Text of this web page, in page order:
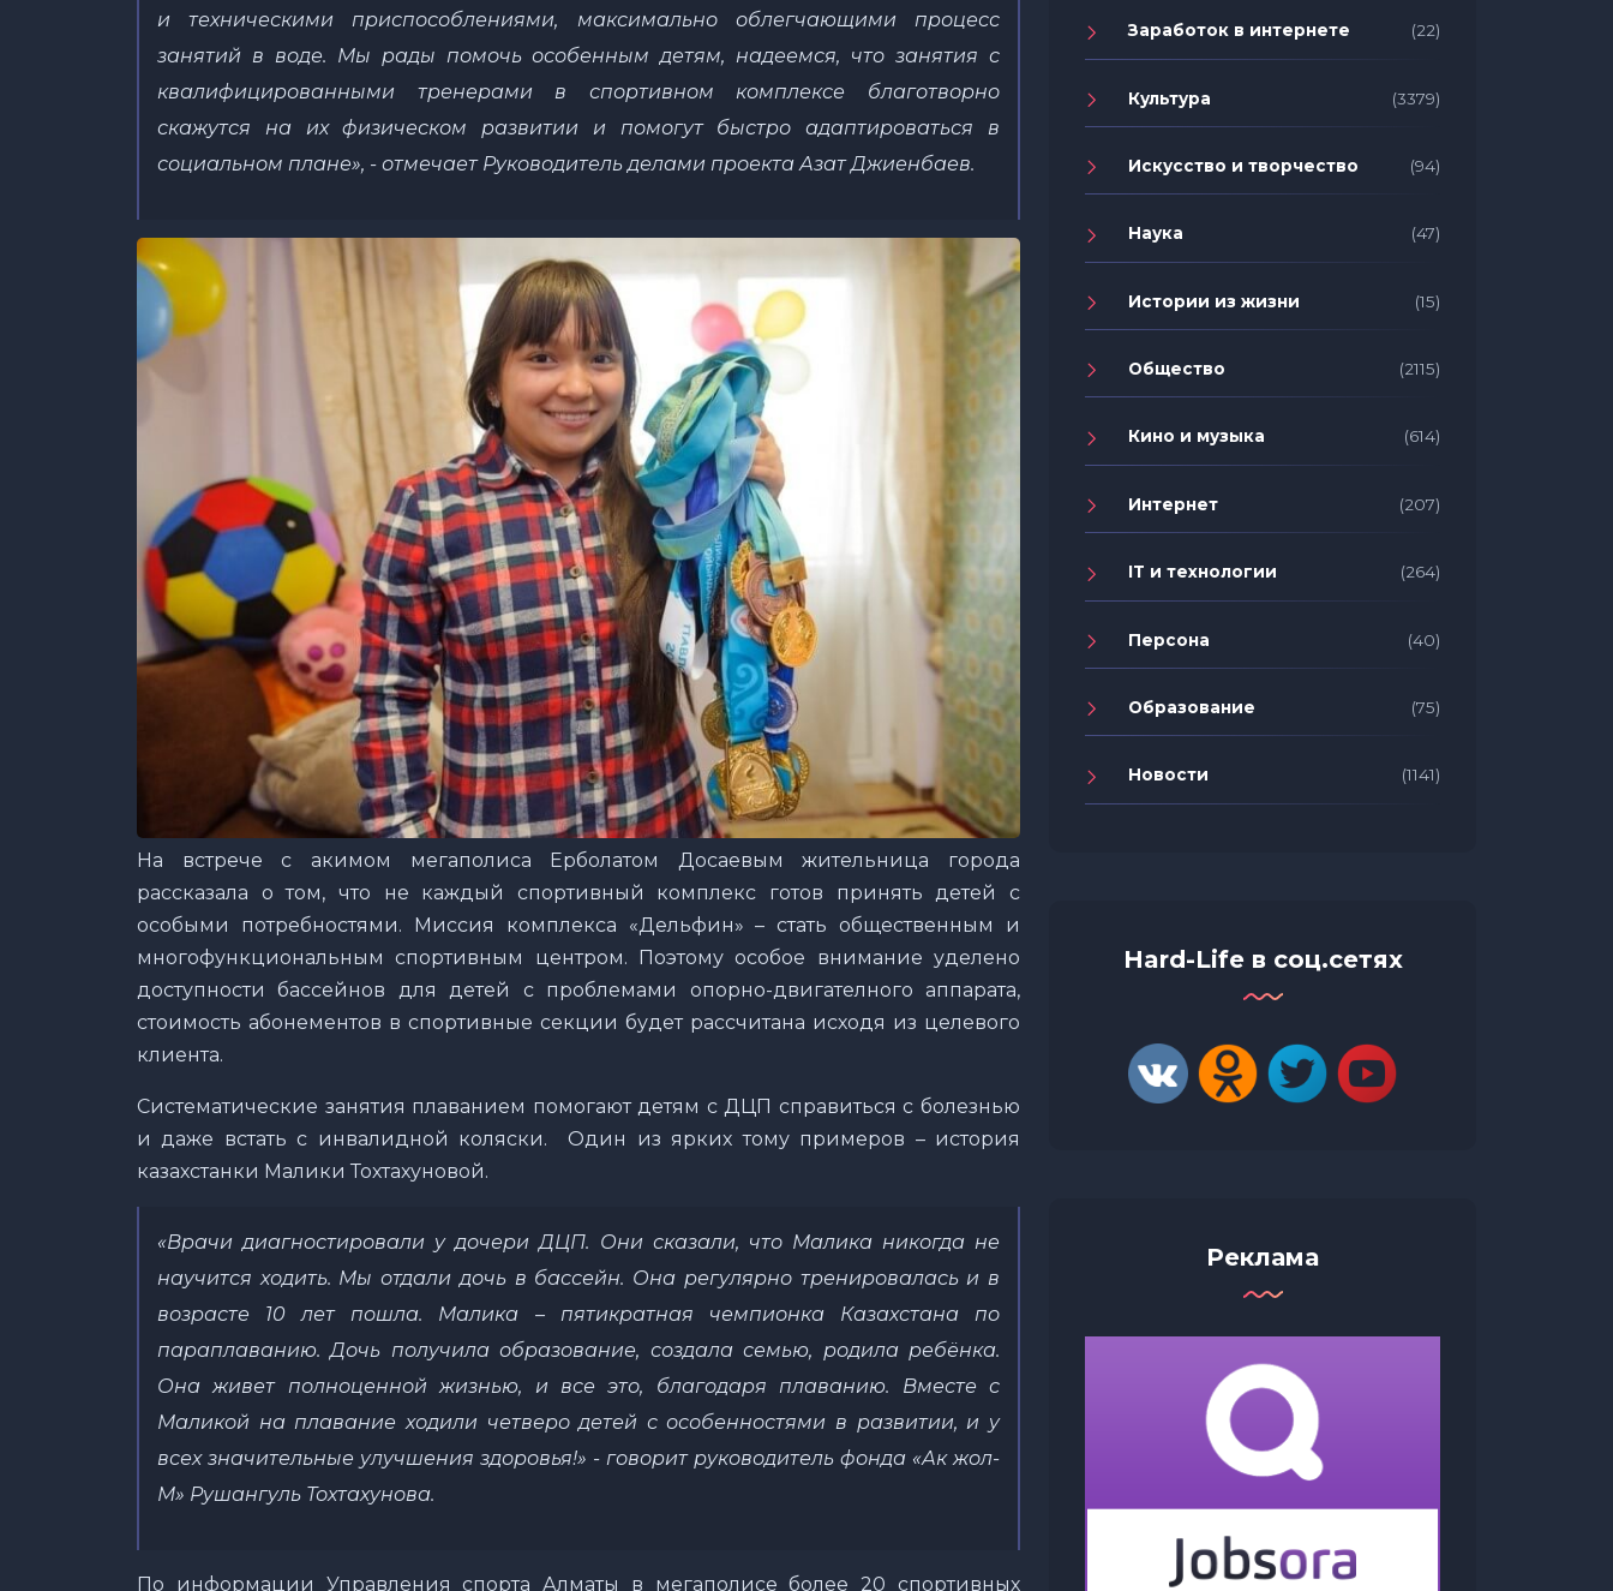
и техническими приспособлениями, максимально облегчающими процесс
занятий в воде. Мы рады помочь особенным детям, надеемся, что занятия с
квалифицированными тренерами в спортивном комплексе благотворно
скажутся на их физическом развитии и помогут быстро адаптироваться в
социальном плане», - отмечает Руководитель делами проекта Азат Джиенбаев.
На встрече с акимом мегаполиса Ерболатом Досаевым жительница города
рассказала о том, что не каждый спортивный комплекс готов принять детей с
особыми потребностями. Миссия комплекса «Дельфин» – стать общественным и
многофункциональным спортивным центром. Поэтому особое внимание уделено
доступности бассейнов для детей с проблемами опорно-двигателного аппарата,
стоимость абонементов в спортивные секции будет рассчитана исходя из целевого
клиента.
Систематические занятия плаванием помогают детям с ДЦП справиться с болезнью
и даже встать с инвалидной коляски. Один из ярких тому примеров – история
казахстанки Малики Тохтахуновой.
«Врачи диагностировали у дочери ДЦП. Они сказали, что Малика никогда не
научится ходить. Мы отдали дочь в бассейн. Она регулярно тренировалась и в
возрасте 10 лет пошла. Малика – пятикратная чемпионка Казахстана по
параплаванию. Дочь получила образование, создала семью, родила ребёнка.
Она живет полноценной жизнью, и все это, благодаря плаванию. Вместе с
Маликой на плавание ходили четверо детей с особенностями в развитии, и у
всех значительные улучшения здоровья!» - говорит руководитель фонда «Ак жол-
М» Рушангуль Тохтахунова.
По информации Управления спорта Алматы в мегаполисе более 20 спортивных
Заработок в интернете (22)
Культура (3379)
Искусство и творчество (94)
Наука (47)
Истории из жизни (15)
Общество (2115)
Кино и музыка (614)
Интернет (207)
IT и технологии (264)
Персона (40)
Образование (75)
Новости (1141)
Hard-Life в соц.сетях
Реклама